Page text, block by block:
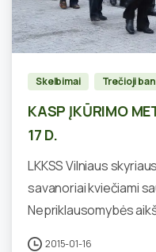
Skelbimai Trečioji
KASP ĮKŪRIMO
17 D.
LKKSS Vilniaus
savanoriai kviečiami
Nepriklausomybės
2015-01-16